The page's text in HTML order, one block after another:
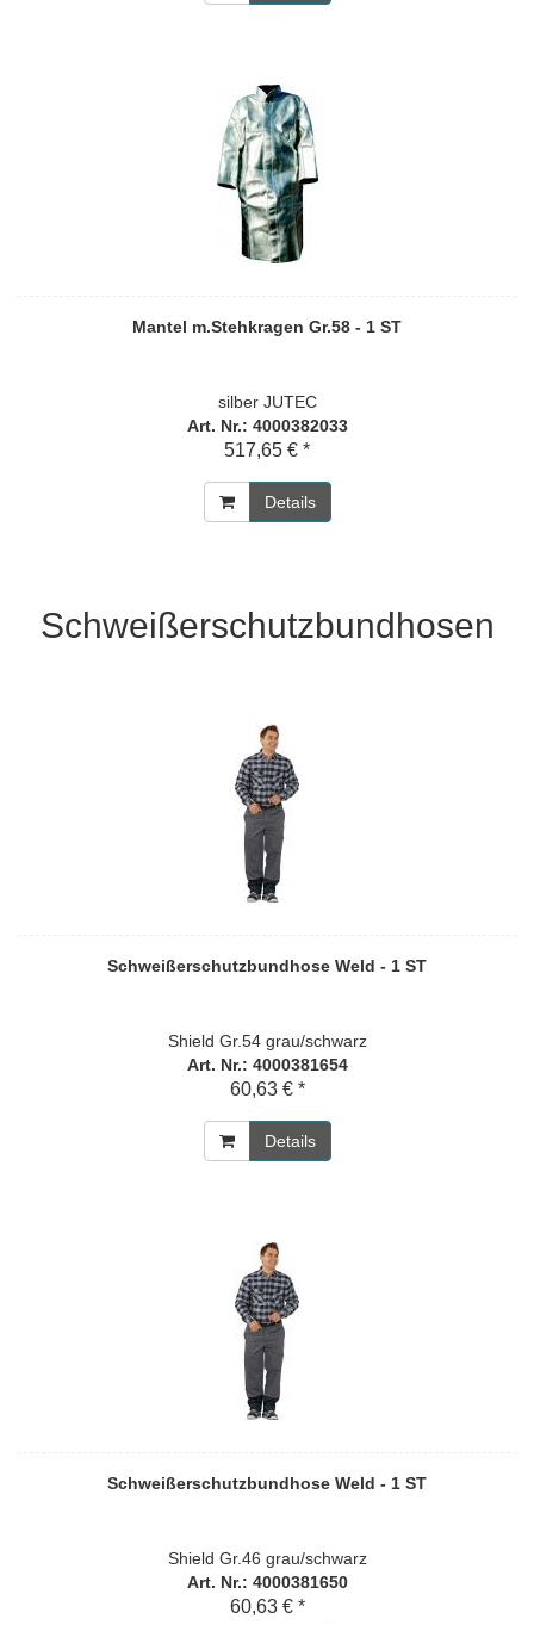
Mantel m.Stehkragen Gr.58 - 1 ST
silber JUTEC
Art. Nr.: 4000382033
517,65 € *
Details
Schweißerschutzbundhosen
Schweißerschutzbundhose Weld - 1 ST
Shield Gr.54 grau/schwarz
Art. Nr.: 4000381654
60,63 € *
Details
Schweißerschutzbundhose Weld - 1 ST
Shield Gr.46 grau/schwarz
Art. Nr.: 4000381650
60,63 € *